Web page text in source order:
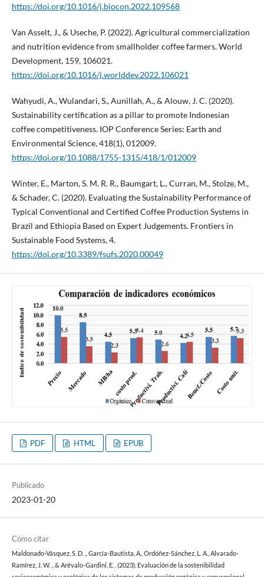
https://doi.org/10.1016/j.biocon.2022.109568
Van Asselt, J., & Useche, P. (2022). Agricultural commercialization
and nutrition evidence from smallholder coffee farmers. World
Development, 159, 106021.
https://doi.org/10.1016/j.worlddev.2022.106021
Wahyudi, A., Wulandari, S., Aunillah, A., & Alouw, J. C. (2020).
Sustainability certification as a pillar to promote Indonesian
coffee competitiveness. IOP Conference Series: Earth and
Environmental Science, 418(1), 012009.
https://doi.org/10.1088/1755-1315/418/1/012009
Winter, E., Marton, S. M. R. R., Baumgart, L., Curran, M., Stolze, M.,
& Schader, C. (2020). Evaluating the Sustainability Performance of
Typical Conventional and Certified Coffee Production Systems in
Brazil and Ethiopia Based on Expert Judgements. Frontiers in
Sustainable Food Systems, 4.
https://doi.org/10.3389/fsufs.2020.00049
PDF HTML EPUB
Publicado
2023-01-20
Cómo citar
Maldonado-Vásquez, S. D. ., García-Bautista, A., Ordóñez-Sánchez, L. A., Alvarado-
Ramírez, J. W. ., & Arévalo-Gardini, E. . (2023). Evaluación de la sostenibilidad